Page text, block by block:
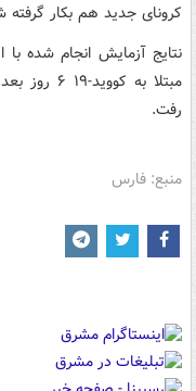
کرونای جدید هم بکار گرفته
مبتلا به
رفت.
منبع: فارس